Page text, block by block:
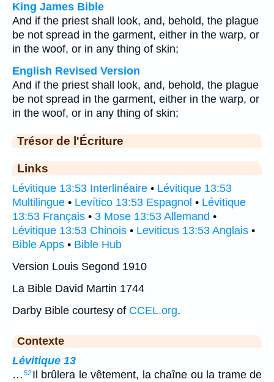
King James Bible
And if the priest shall look, and, behold, the plague
be not spread in the garment, either in the warp, or
in the woof, or in any thing of skin;
English Revised Version
And if the priest shall look, and, behold, the plague
be not spread in the garment, either in the warp, or
in the woof, or in any thing of skin;
Trésor de l'Écriture
Links
Lévitique 13:53 Interlinéaire • Lévitique 13:53
Multilingue • Levítico 13:53 Espagnol • Lévitique
13:53 Français • 3 Mose 13:53 Allemand •
Lévitique 13:53 Chinois • Leviticus 13:53 Anglais •
Bible Apps • Bible Hub
Version Louis Segond 1910
La Bible David Martin 1744
Darby Bible courtesy of CCEL.org.
Contexte
Lévitique 13
… 52 Il brûlera le vêtement, la chaîne ou la trame de